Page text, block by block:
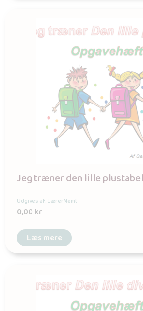
Jeg træner den lille plustabel
Udgives af: LærerNemt
0,00kr
Læs mere